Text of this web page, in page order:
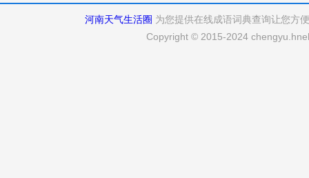
河南天气生活圈 为您提供在线成语词典查询让您方
Copyright © 2015-2024